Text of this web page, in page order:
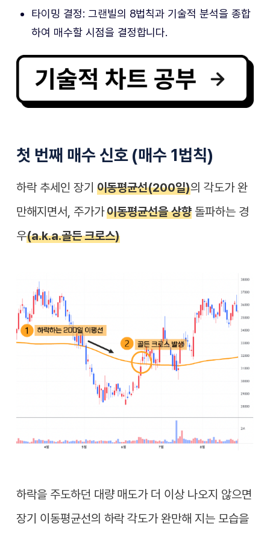
타이밍 결정: 그랜빌의 8법칙과 기술적 분석을 종합
하여 매수할 시점을 결정합니다.
첫 번째 매수 신호 (매수 1법칙)
하락 추세인 장기 이동평균선(200일)의 각도가 완
만해지면서, 주가가이동평균선을 상향 돌파하는 경
우(a.k.a.골든 크로스)
하락을 주도하던 대량 매도가 더 이상 나오지 않으면
장기 이동평균선의 하락 각도가 완만해 지는 모습을